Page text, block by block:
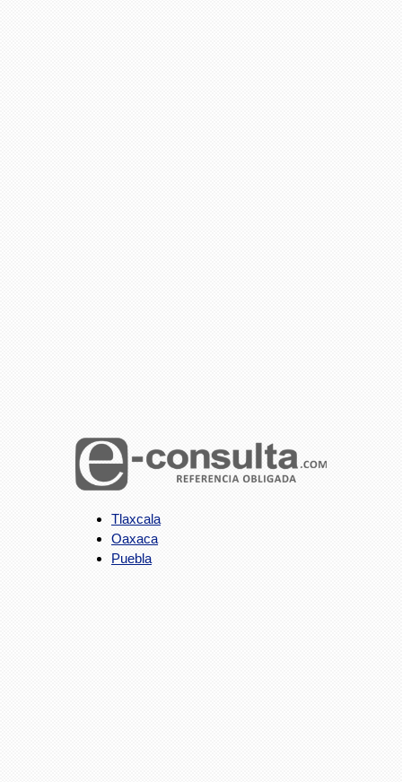
Tlaxcala
Oaxaca
Puebla